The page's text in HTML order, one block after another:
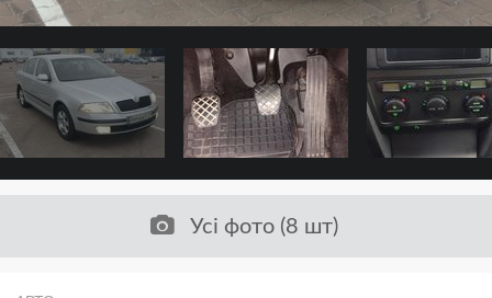
Усі фото (8 шт)